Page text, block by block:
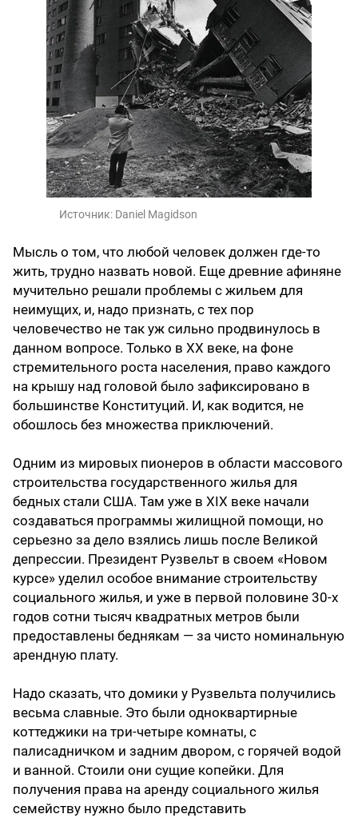
Источник: Daniel Magidson
Мысль о том, что любой человек должен где-то
жить, трудно назвать новой. Еще древние афиняне
мучительно решали проблемы с жильем для
неимущих, и, надо признать, с тех пор
человечество не так уж сильно продвинулось в
данном вопросе. Только в XX веке, на фоне
стремительного роста населения, право каждого
на крышу над головой было зафиксировано в
большинстве Конституций. И, как водится, не
обошлось без множества приключений.
Одним из мировых пионеров в области массового
строительства государственного жилья для
бедных стали США. Там уже в XIX веке начали
создаваться программы жилищной помощи, но
серьезно за дело взялись лишь после Великой
депрессии. Президент Рузвельт в своем «Новом
курсе» уделил особое внимание строительству
социального жилья, и уже в первой половине 30-х
годов сотни тысяч квадратных метров были
предоставлены беднякам — за чисто номинальную
арендную плату.
Надо сказать, что домики у Рузвельта получились
весьма славные. Это были одноквартирные
коттеджики на три-четыре комнаты, с
палисадничком и задним двором, с горячей водой
и ванной. Стоили они сущие копейки. Для
получения права на аренду социального жилья
семейству нужно было представить